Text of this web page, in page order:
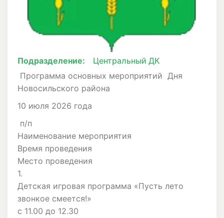
Подразделение:
Центральный ДК
Программа основных мероприятий Дня
Новосильского района
10 июля 2026 года
п/п
Наименование мероприятия
Время проведения
Место проведения
1.
Детская игровая программа «Пусть лето
звонкое смеется!»
с 11.00 до 12.30